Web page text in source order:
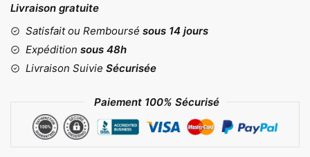
et
chiffres
pour
lampe
Livraison gratuite
Satisfait ou Remboursé sous 14 jours
Expédition sous 48h
Livraison Suivie Sécurisée
Paiement 100% Sécurisé